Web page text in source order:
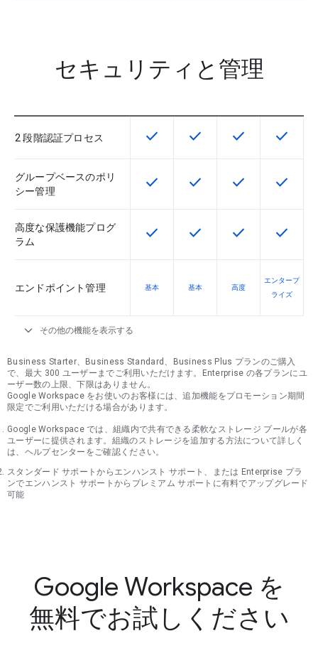
セキュリティと管理
2 段階認証プロセス この機能は該当の SKU で利用で
check この機能は該当の SKU
check この機能は該当
check この機
check
グループベースのポリ
シー管理
この機能は該当の SKU で利用で
check この機能は該当の SKU
check この機能は該当
check この機
check
高度な保護機能プログ
ラム
この機能は該当の SKU で利用で
check この機能は該当の SKU
check この機能は該当
check この機
check
エンドポイント管理 基本 基本 高度
エンタープ
ライズ
expand_more その他の機能を表示する
Business Starter、Business Standard、Business Plus プランのご購入
で、最大 300 ユーザーまでご利用いただけます。Enterprise の各プランにユ
ーザー数の上限、下限はありません。
Google Workspace をお使いのお客様には、追加機能をプロモーション期間
限定でご利用いただける場合があります。
Google Workspace では、組織内で共有できる柔軟なストレージ プールが各
ユーザーに提供されます。組織のストレージを追加する方法について詳しく
は、ヘルプセンターをご確認ください。
スタンダード サポートからエンハンスト サポート、または Enterprise プラ
ンでエンハンスト サポートからプレミアム サポートに有料でアップグレード
可能
Google Workspace を
無料でお試しください